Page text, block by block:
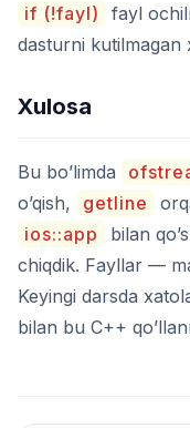
if (!fayl)
fayl
dasturni kutilmagan
Xulosa
Bu bo’limda
o’qish,
getline
ios::app
bilan
chiqdik. Fayllar —
Keyingi darsda
bilan bu C++